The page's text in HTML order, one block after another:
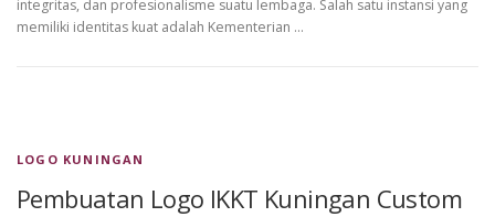
integritas, dan profesionalisme suatu lembaga. Salah satu instansi yang
memiliki identitas kuat adalah Kementerian …
LOGO KUNINGAN
Pembuatan Logo IKKT Kuningan Custom